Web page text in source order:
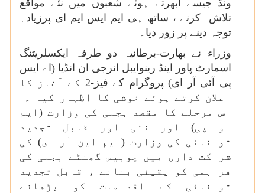
ونڈ جیسے ابھرتے ہوئے شعبوں میں نئے مواقع
تلاش کرنے ، ساتھ ہی ایم ایس ایم ای پرزیادہ
توجہ دینے پر زور دیا۔
وزراء نے بھارت-برطانیہ دو طرفہ ایکسلریٹنگ
اسمارٹ پاور اینڈ رینوایبل انرجی ان انڈیا (اے ایس
پی آئی آر ای) پروگرام کے فیز-2 کے آغاز کا
اعلان کرتے ہوئے خوشی کا اظہار کیا ۔
اس مرحلے کا مقصد بجلی کی وزارت (ایم
او پی) اور نئی اور قابل تجدید
توانائی کی وزارت (ایم این آر ای) کی
شراکت داری میں چوبیس گھنٹے بجلی کی
فراہمی کو یقینی بنانے ، قابل تجدید
توانائی کے اقدامات کو بڑھانے